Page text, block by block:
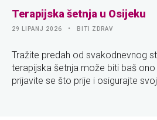
Terapijska šetnja u Osijeku
29 LIPANJ 2026 BITI ZDRAV
Tražite predah od svakodnevnog
terapijska šetnja može biti baš
prijavite se što prije i osigurajte